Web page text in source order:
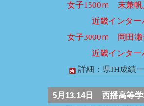
女子1500ｍ 末兼
近畿インターハ
女子3000ｍ 岡田
近畿インターハ
詳細：県IH成績
5月13.14日 西播高等